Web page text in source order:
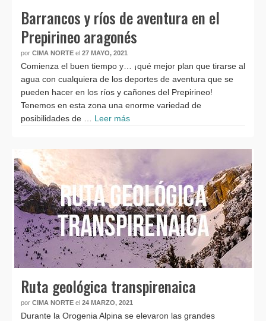
Barrancos y ríos de aventura en el
Prepirineo aragonés
por CIMA NORTE el 27 MAYO, 2021
Comienza el buen tiempo y… ¡qué mejor plan que tirarse al
agua con cualquiera de los deportes de aventura que se
pueden hacer en los ríos y cañones del Prepirineo!
Tenemos en esta zona una enorme variedad de
posibilidades de … Leer más
Ruta geológica transpirenaica
por CIMA NORTE el 24 MARZO, 2021
Durante la Orogenia Alpina se elevaron las grandes